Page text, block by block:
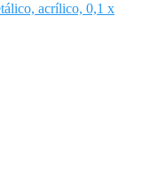
acrílico, 0,1 x